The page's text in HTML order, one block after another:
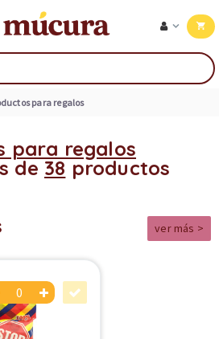
para regalos
para regalos
de 38 productos
ver más >